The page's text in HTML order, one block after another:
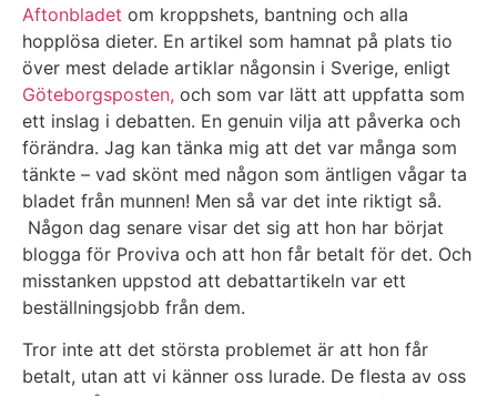
Aftonbladet om kroppshets, bantning och alla
hopplösa dieter. En artikel som hamnat på plats tio
över mest delade artiklar någonsin i Sverige, enligt
Göteborgsposten, och som var lätt att uppfatta som
ett inslag i debatten. En genuin vilja att påverka och
förändra. Jag kan tänka mig att det var många som
tänkte – vad skönt med någon som äntligen vågar ta
bladet från munnen! Men så var det inte riktigt så.
Någon dag senare visar det sig att hon har börjat
blogga för Proviva och att hon får betalt för det. Och
misstanken uppstod att debattartikeln var ett
beställningsjobb från dem.
Tror inte att det största problemet är att hon får
betalt, utan att vi känner oss lurade. De flesta av oss